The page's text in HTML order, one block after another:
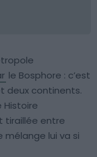
le Bosphore : c’est
deux continents.
Histoire
tiraillée entre
lui va si